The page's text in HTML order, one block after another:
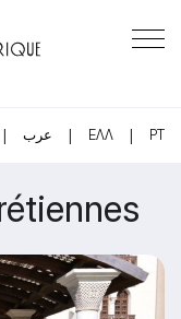
| عرب | ΕΛΛ | PT